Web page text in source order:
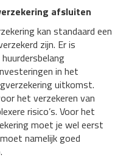
afsluiten
kan standaard een
zijn. Er is
in het
uitkomst.
het verzekeren van
risico’s. Voor het
moet je wel eerst
namelijk goed